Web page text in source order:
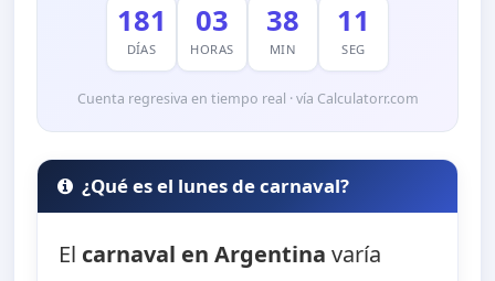
181
DÍAS
03
HORAS
38
MIN
10
SEG
Cuenta regresiva en tiempo real · vía Calculatorr.com
¿Qué es el lunes de carnaval?
El carnaval en Argentina varía